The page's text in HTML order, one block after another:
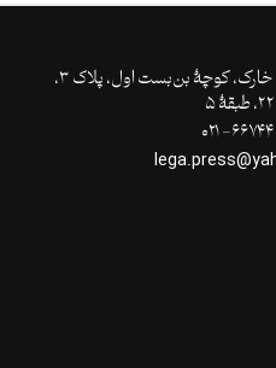
تهـران،‌ خیابان انقلاب، خیابان خارک، کوچۀ بن‌بست اول، پلاک ۳،